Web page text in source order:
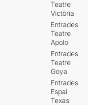
Teatre
Victòria
Entrades
Teatre
Apolo
Entrades
Teatre
Goya
Entrades
Espai
Texas